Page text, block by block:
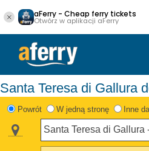
aFerry - Cheap ferry tickets
Otwórz w aplikacji aFerry
Santa Teresa di Gallura
Powrót W jedną stronę Inne